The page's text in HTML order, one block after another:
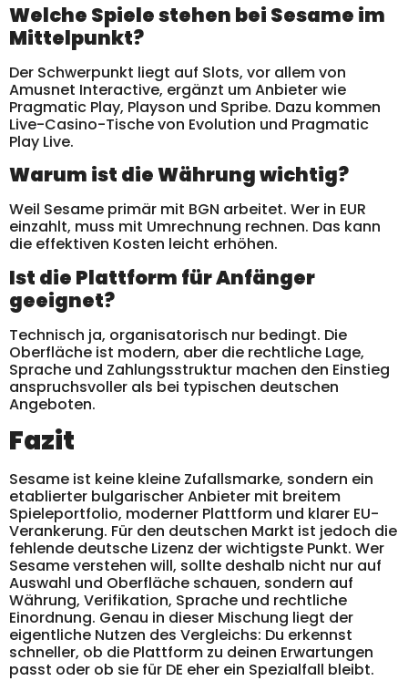
Welche Spiele stehen bei Sesame im
Mittelpunkt?
Der Schwerpunkt liegt auf Slots, vor allem von
Amusnet Interactive, ergänzt um Anbieter wie
Pragmatic Play, Playson und Spribe. Dazu kommen
Live-Casino-Tische von Evolution und Pragmatic
Play Live.
Warum ist die Währung wichtig?
Weil Sesame primär mit BGN arbeitet. Wer in EUR
einzahlt, muss mit Umrechnung rechnen. Das kann
die effektiven Kosten leicht erhöhen.
Ist die Plattform für Anfänger
geeignet?
Technisch ja, organisatorisch nur bedingt. Die
Oberfläche ist modern, aber die rechtliche Lage,
Sprache und Zahlungsstruktur machen den Einstieg
anspruchsvoller als bei typischen deutschen
Angeboten.
Fazit
Sesame ist keine kleine Zufallsmarke, sondern ein
etablierter bulgarischer Anbieter mit breitem
Spieleportfolio, moderner Plattform und klarer EU-
Verankerung. Für den deutschen Markt ist jedoch die
fehlende deutsche Lizenz der wichtigste Punkt. Wer
Sesame verstehen will, sollte deshalb nicht nur auf
Auswahl und Oberfläche schauen, sondern auf
Währung, Verifikation, Sprache und rechtliche
Einordnung. Genau in dieser Mischung liegt der
eigentliche Nutzen des Vergleichs: Du erkennst
schneller, ob die Plattform zu deinen Erwartungen
passt oder ob sie für DE eher ein Spezialfall bleibt.